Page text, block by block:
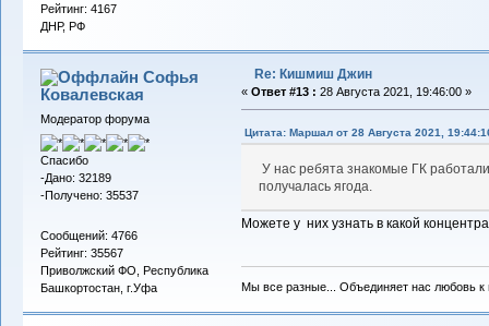
Рейтинг: 4167
ДНР, РФ
Софья
Ковалевская
Модератор форума
Спасибо
-Дано: 32189
-Получено: 35537
Сообщений: 4766
Рейтинг: 35567
Приволжский ФО, Республика
Башкортостан, г.Уфа
Re: Кишмиш Джин
« Ответ #13 : 28 Августа 2021, 19:46:00 »
Цитата: Маршал от 28 Августа 2021,
У нас ребята знакомые ГК
получалась ягода.
Можете у них узнать в какой
Мы все разные... Объединяет нас любовь к